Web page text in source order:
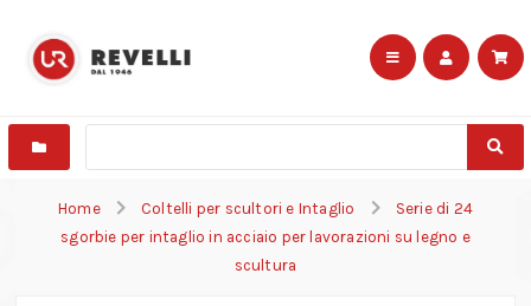
Home Coltelli per scultori e Intaglio
Serie di 24
sgorbie per intaglio in acciaio per lavorazioni su legno e
scultura